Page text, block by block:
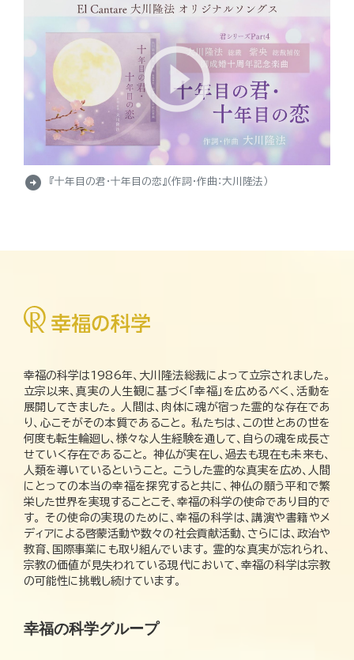
arrow_circle_right 『十年目の君・十年目の恋』（作詞・作曲：大川隆法）
幸福の科学は1986年、大川隆法総裁によって立宗されました。
立宗以来、真実の人生観に基づく「幸福」を広めるべく、活動を
展開してきました。 人間は、肉体に魂が宿った霊的な存在であ
り、心こそがその本質であること。 私たちは、この世とあの世を
何度も転生輪廻し、様々な人生経験を通して、自らの魂を成長さ
せていく存在であること。 神仏が実在し、過去も現在も未来も、
人類を導いているということ。 こうした霊的な真実を広め、人間
にとっての本当の幸福を探究すると共に、神仏の願う平和で繁
栄した世界を実現することこそ、幸福の科学の使命であり目的で
す。 その使命の実現のために、幸福の科学は、講演や書籍やメ
ディアによる啓蒙活動や数々の社会貢献活動、さらには、政治や
教育、国際事業にも取り組んでいます。 霊的な真実が忘れられ、
宗教の価値が見失われている現代において、幸福の科学は宗教
の可能性に挑戦し続けています。
幸福の科学グループ